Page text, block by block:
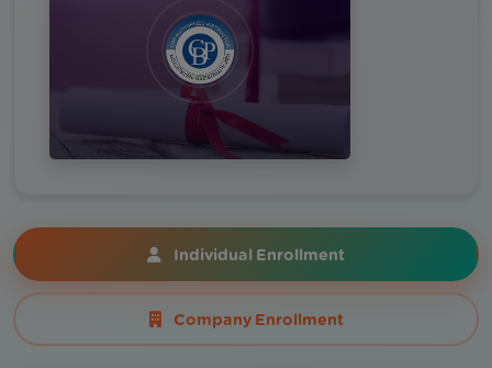
Individual Enrollment
Company Enrollment